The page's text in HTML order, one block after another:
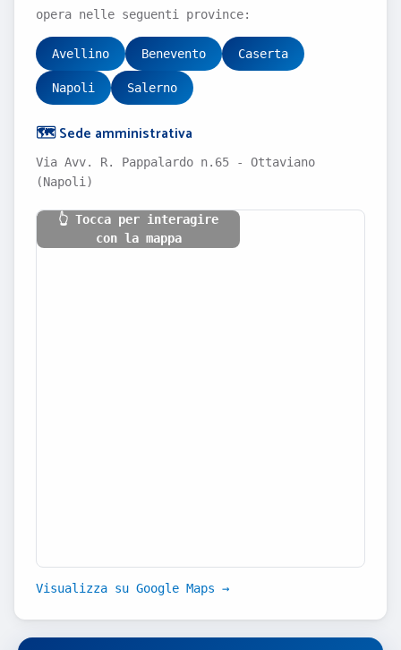
opera nelle seguenti province:
Avellino Benevento Caserta
Napoli Salerno
🗺️ Sede amministrativa
Via Avv. R. Pappalardo n.65 - Ottaviano
(Napoli)
👆 Tocca per interagire
con la mappa
Visualizza su Google Maps →